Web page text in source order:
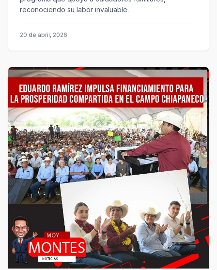
reconociendo su labor invaluable.
20 de abril, 2026